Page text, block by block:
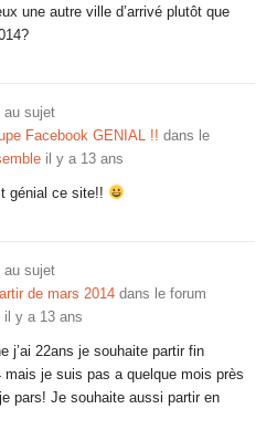
une autre ville d’arrivé plutôt que
au sujet
Facebook GENIAL !! dans le
il y a 13 ans
génial ce site!!
au sujet
de mars 2014 dans le forum
il y a 13 ans
j’ai 22ans je souhaite partir fin
mais je suis pas a quelque mois près
pars! Je souhaite aussi partir en